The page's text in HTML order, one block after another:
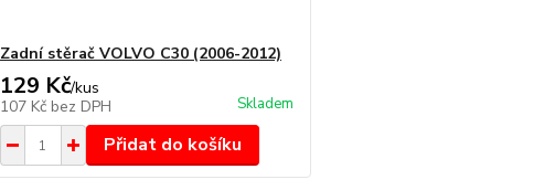
Zadní stěrač VOLVO C30 (2006-2012)
129 Kč/kus
107 Kč bez DPH Skladem
Přidat do košíku